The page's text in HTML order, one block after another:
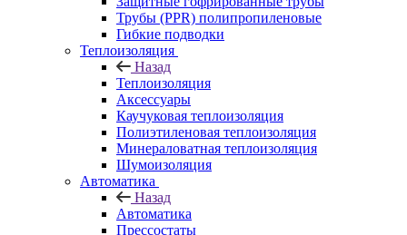
Трубы (РРR) полипропиленовые
Гибкие подводки
Теплоизоляция
Назад
Теплоизоляция
Аксессуары
Каучуковая теплоизоляция
Полиэтиленовая теплоизоляция
Минераловатная теплоизоляция
Шумоизоляция
Автоматика
Назад
Автоматика
Прессостаты